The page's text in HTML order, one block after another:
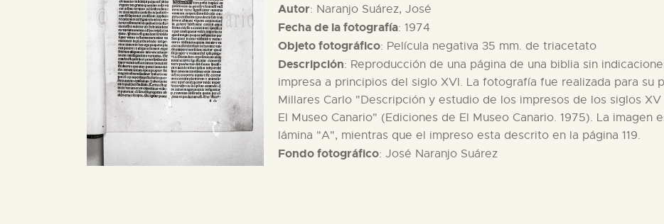
Autor: Naranjo Suárez, José
Fecha de la fotografía: 1974
Objeto fotográfico: Película negativa 35 mm. de triacetato
Descripción: Reproducción de una página de una biblia sin
impresa a principios del siglo XVI. La fotografía fue realizada para su
Millares Carlo "Descripción y estudio de los impresos de los siglos
El Museo Canario" (Ediciones de El Museo Canario. 1975). La
lámina "A", mientras que el impreso esta descrito en la página 119.
Fondo fotográfico: José Naranjo Suárez